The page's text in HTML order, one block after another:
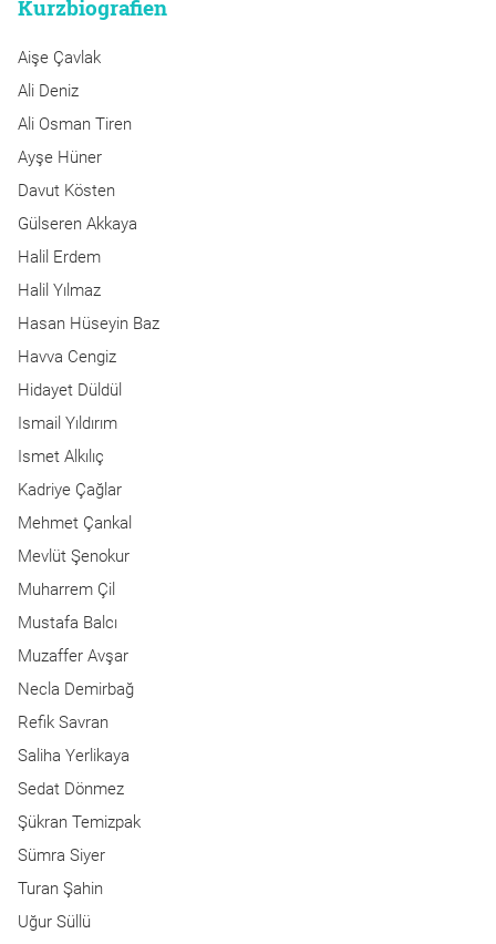
Kurzbiografien
Aişe Çavlak
Ali Deniz
Ali Osman Tiren
Ayşe Hüner
Davut Kösten
Gülseren Akkaya
Halil Erdem
Halil Yılmaz
Hasan Hüseyin Baz
Havva Cengiz
Hidayet Düldül
Ismail Yıldırım
Ismet Alkılıç
Kadriye Çağlar
Mehmet Çankal
Mevlüt Şenokur
Muharrem Çil
Mustafa Balcı
Muzaffer Avşar
Necla Demirbağ
Refik Savran
Saliha Yerlikaya
Sedat Dönmez
Şükran Temizpak
Sümra Siyer
Turan Şahin
Uğur Süllü